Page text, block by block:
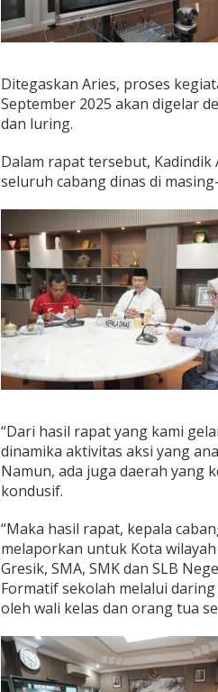
Ditegaskan Aries, proses
September 2025 akan digelar
dan luring.
Dalam rapat tersebut,
seluruh cabang dinas di
“Dari hasil rapat yang kami
dinamika aktivitas aksi yang
Namun, ada juga daerah yang
kondusif.
“Maka hasil rapat, kepala
melaporkan untuk Kota
Gresik, SMA, SMK dan SLB
Formatif sekolah melalui
oleh wali kelas dan orang tua